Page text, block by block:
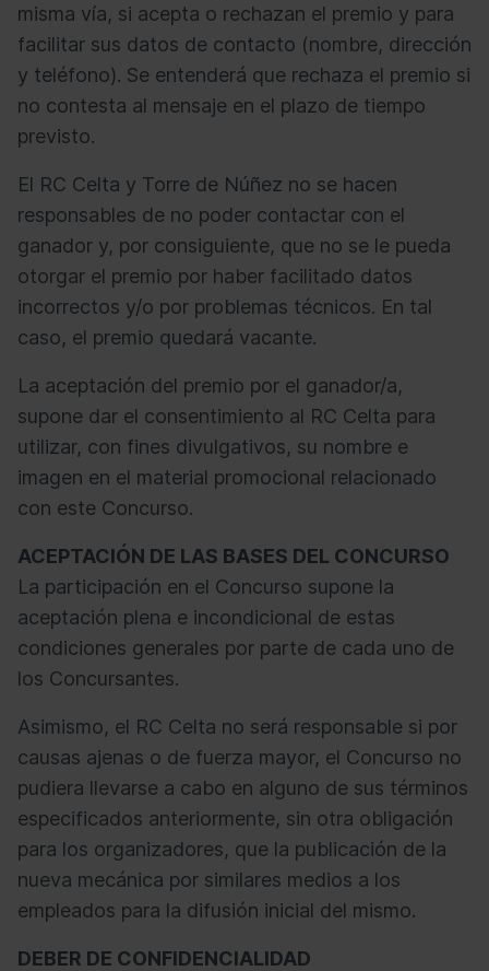
misma vía, si acepta o rechazan el premio y para
facilitar sus datos de contacto (nombre, dirección
y teléfono). Se entenderá que rechaza el premio si
no contesta al mensaje en el plazo de tiempo
previsto.
El RC Celta y Torre de Núñez no se hacen
responsables de no poder contactar con el
ganador y, por consiguiente, que no se le pueda
otorgar el premio por haber facilitado datos
incorrectos y/o por problemas técnicos. En tal
caso, el premio quedará vacante.
La aceptación del premio por el ganador/a,
supone dar el consentimiento al RC Celta para
utilizar, con fines divulgativos, su nombre e
imagen en el material promocional relacionado
con este Concurso.
ACEPTACIÓN DE LAS BASES DEL CONCURSO
La participación en el Concurso supone la
aceptación plena e incondicional de estas
condiciones generales por parte de cada uno de
los Concursantes.
Asimismo, el RC Celta no será responsable si por
causas ajenas o de fuerza mayor, el Concurso no
pudiera llevarse a cabo en alguno de sus términos
especificados anteriormente, sin otra obligación
para los organizadores, que la publicación de la
nueva mecánica por similares medios a los
empleados para la difusión inicial del mismo.
DEBER DE CONFIDENCIALIDAD